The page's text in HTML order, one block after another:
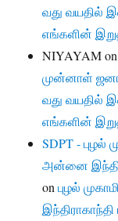
வது வயதில்
எங்களின்
NIYAYAM
முன்னாள்
வது வயதில்
எங்களின்
SDPT - புழல்
அன்னை
onபுழல்